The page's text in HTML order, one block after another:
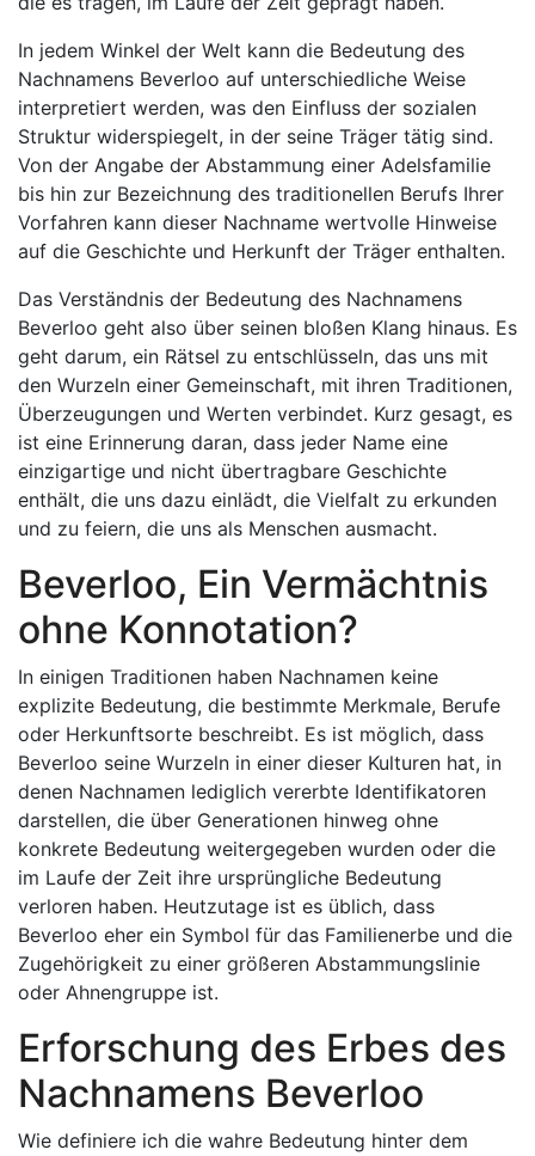
In jedem Winkel der Welt kann die Bedeutung des
Nachnamens Beverloo auf unterschiedliche Weise
interpretiert werden, was den Einfluss der sozialen
Struktur widerspiegelt, in der seine Träger tätig sind.
Von der Angabe der Abstammung einer Adelsfamilie
bis hin zur Bezeichnung des traditionellen Berufs Ihrer
Vorfahren kann dieser Nachname wertvolle Hinweise
auf die Geschichte und Herkunft der Träger enthalten.
Das Verständnis der Bedeutung des Nachnamens
Beverloo geht also über seinen bloßen Klang hinaus. Es
geht darum, ein Rätsel zu entschlüsseln, das uns mit
den Wurzeln einer Gemeinschaft, mit ihren Traditionen,
Überzeugungen und Werten verbindet. Kurz gesagt, es
ist eine Erinnerung daran, dass jeder Name eine
einzigartige und nicht übertragbare Geschichte
enthält, die uns dazu einlädt, die Vielfalt zu erkunden
und zu feiern, die uns als Menschen ausmacht.
Beverloo, Ein Vermächtnis
ohne Konnotation?
In einigen Traditionen haben Nachnamen keine
explizite Bedeutung, die bestimmte Merkmale, Berufe
oder Herkunftsorte beschreibt. Es ist möglich, dass
Beverloo seine Wurzeln in einer dieser Kulturen hat, in
denen Nachnamen lediglich vererbte Identifikatoren
darstellen, die über Generationen hinweg ohne
konkrete Bedeutung weitergegeben wurden oder die
im Laufe der Zeit ihre ursprüngliche Bedeutung
verloren haben. Heutzutage ist es üblich, dass
Beverloo eher ein Symbol für das Familienerbe und die
Zugehörigkeit zu einer größeren Abstammungslinie
oder Ahnengruppe ist.
Erforschung des Erbes des
Nachnamens Beverloo
Wie definiere ich die wahre Bedeutung hinter dem